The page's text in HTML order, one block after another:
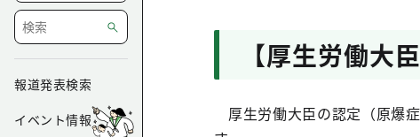
報道発表検索
イベント情報
【厚生労働大
厚生労働大臣の認定（原爆